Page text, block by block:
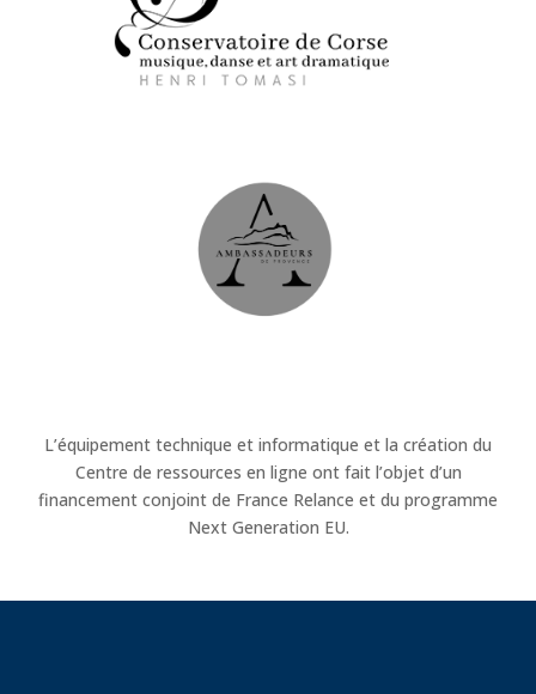
L’équipement technique et informatique et la création du
Centre de ressources en ligne ont fait l’objet d’un
financement conjoint de France Relance et du programme
Next Generation EU.